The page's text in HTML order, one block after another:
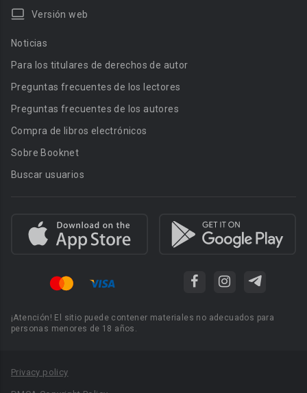
Versión web
Noticias
Para los titulares de derechos de autor
Preguntas frecuentes de los lectores
Preguntas frecuentes de los autores
Compra de libros electrónicos
Sobre Booknet
Buscar usuarios
¡Atención! El sitio puede contener materiales no adecuados para
personas menores de 18 años.
Privacy policy